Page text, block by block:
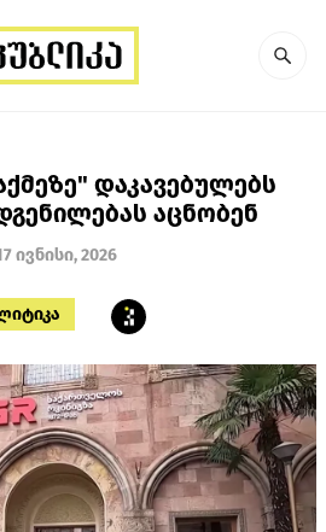
დაკავებულებს
აცნობენ
ივნისი, 2026